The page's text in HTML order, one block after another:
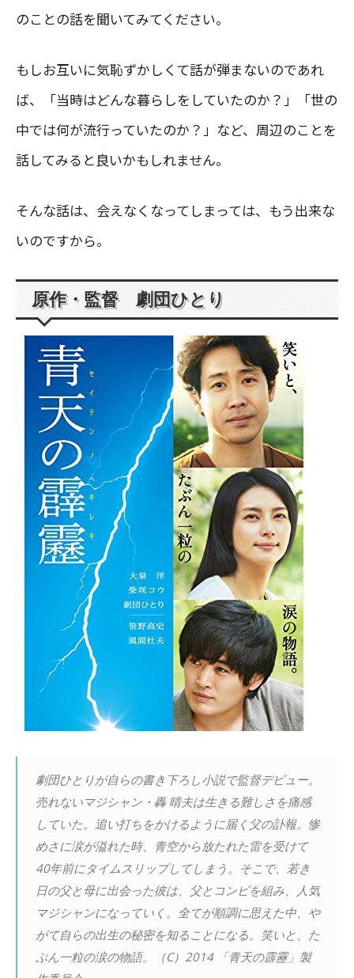
のことの話を聞いてみてください。
もしお互いに気恥ずかしくて話が弾まないのであれ
ば、「当時はどんな暮らしをしていたのか？」「世の
中では何が流行っていたのか？」など、周辺のことを
話してみると良いかもしれません。
そんな話は、会えなくなってしまっては、もう出来な
いのですから。
原作・監督 劇団ひとり
劇団ひとりが自らの書き下ろし小説で監督デビュー。
売れないマジシャン・轟 晴夫は生きる難しさを痛感
していた。追い打ちをかけるように届く父の訃報。惨
めさに涙が溢れた時、青空から放たれた雷を受けて
40年前にタイムスリップしてしまう。そこで、若き
日の父と母に出会った彼は、父とコンビを組み、人気
マジシャンになっていく。全てが順調に思えた中、や
がて自らの出生の秘密を知ることになる。笑いと、た
ぶん一粒の涙の物語。（C）2014 「青天の霹靂」製